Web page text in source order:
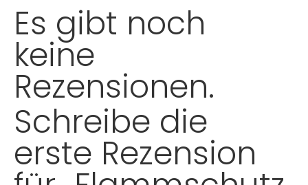
Es gibt noch
keine
Rezensionen.
Schreibe die
erste Rezension